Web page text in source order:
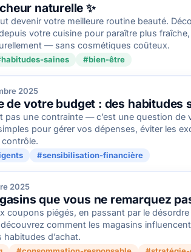
naturelle ✨
devenir votre meilleure routine beauté.
votre cuisine pour paraître plus
— sans cosmétiques coûteux.
saines #bien-être
2025
de votre budget : des
pas une contrainte — c’est une question de
pour gérer vos dépenses, éviter les
#sensibilisation-financière
2025
que vous ne remarquez
coupons piégés, en passant par le
comment les magasins
d’achat.